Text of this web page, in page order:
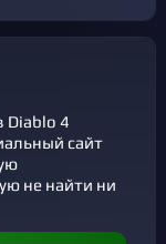
Diablo 4
сайт
не найти ни